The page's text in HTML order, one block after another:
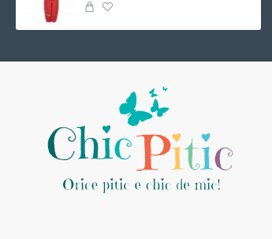
Croiala foarte generoasa si
RECOMANDĂM o marime mai